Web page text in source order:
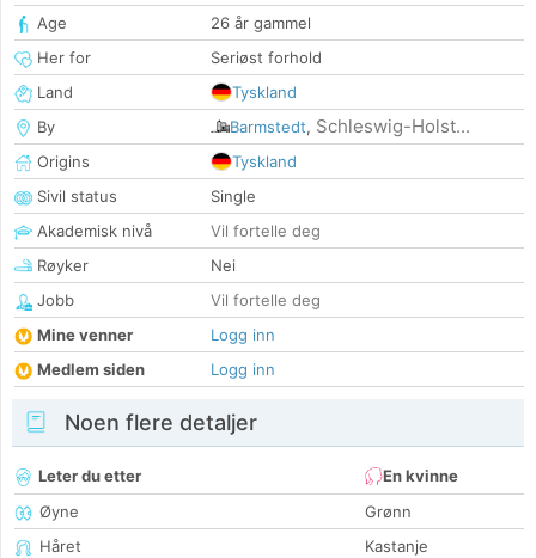
Age
26 år gammel
Her for
Seriøst forhold
Land
Tyskland
By
Barmstedt, Schleswig-Holst...
Origins
Tyskland
Sivil status
Single
Akademisk nivå
Vil fortelle deg
Røyker
Nei
Jobb
Vil fortelle deg
Mine venner
Logg inn
Medlem siden
Logg inn
Noen flere detaljer
Leter du etter
En kvinne
Øyne
Grønn
Håret
Kastanje